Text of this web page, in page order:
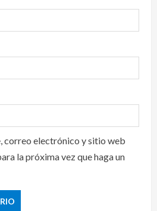
correo electrónico y sitio web
la próxima vez que haga un